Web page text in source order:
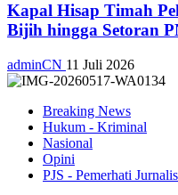
Kapal Hisap Timah
Bijih hingga Setoran
adminCN 11 Juli 2026
Breaking News
Hukum - Kriminal
Nasional
Opini
PJS - Pemerhati